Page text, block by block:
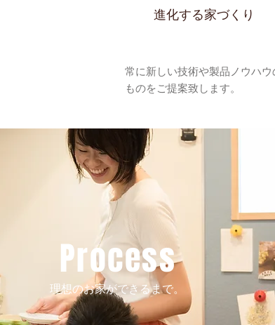
進化する家づくり
常に新しい技術や製品ノウハ
ものをご提案致します。
Process
理想のお家ができるまで。